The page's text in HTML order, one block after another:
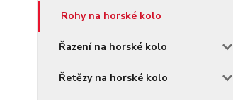
Rohy na horské kolo
Řazení na horské kolo
Řetězy na horské kolo